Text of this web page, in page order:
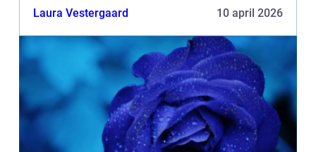
et alkoholmisbrug, hvor alkoholen ikke læ...
Laura Vestergaard 10 april 2026